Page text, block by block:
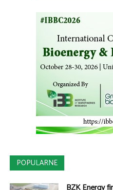
POPULARNE